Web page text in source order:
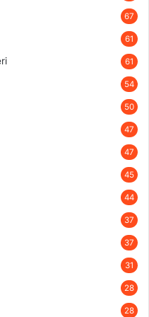
67
61
61
54
50
47
47
45
44
37
37
31
28
28